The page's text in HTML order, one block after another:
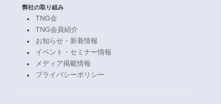
弊社の取り組み
TNG会
TNG会員紹介
お知らせ・新着情報
イベント・セミナー情報
メディア掲載情報
プライバシーポリシー